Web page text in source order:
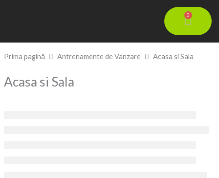
0
Cart
Prima pagină Antrenamente de Vanzare Acasa si Sala
Acasa si Sala